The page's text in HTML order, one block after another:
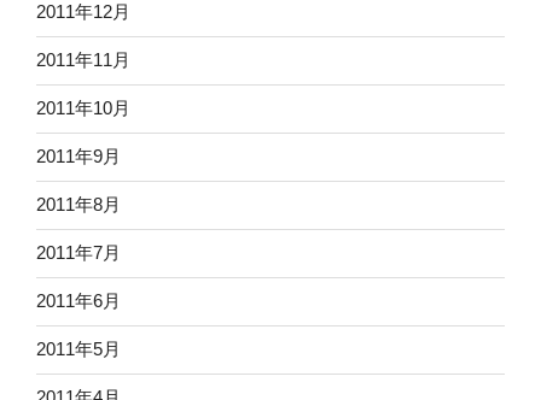
2011年12月
2011年11月
2011年10月
2011年9月
2011年8月
2011年7月
2011年6月
2011年5月